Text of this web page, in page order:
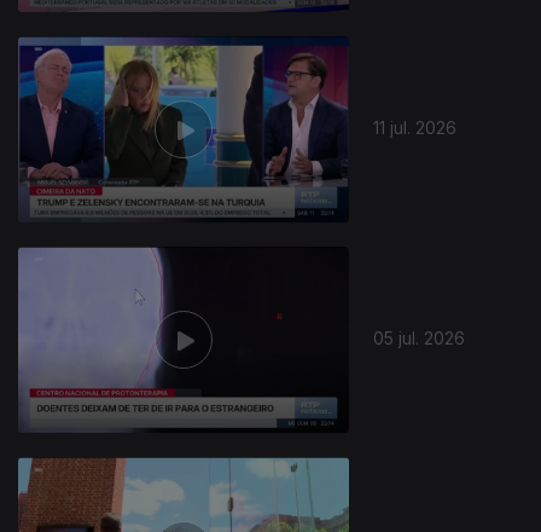
11 jul. 2026
05 jul. 2026